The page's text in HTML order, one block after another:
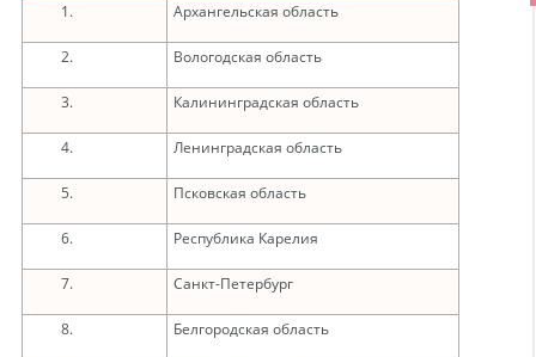
Архангельская область
Вологодская область
Калининградская область
Ленинградская область
Псковская область
Республика Карелия
Санкт-Петербург
Белгородская область